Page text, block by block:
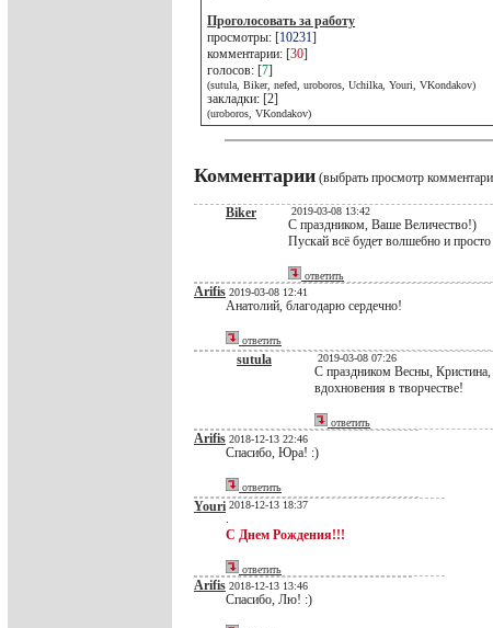
Проголосовать за работу
просмотры: [10231]
комментарии: [30]
голосов: [7]
(sutula, Biker, nefed, uroboros, Uchilka, Youri, VKondakov)
закладки: [2]
(uroboros, VKondakov)
Комментарии (выбрать просмотр
Biker 2019-03-08 13:42
С праздником, Ваше Величество!)
Пускай всё будет волшебно и
ответить
Arifis 2019-03-08 12:41
Анатолий, благодарю сердечно!
ответить
sutula 2019-03-08 07:26
С праздником Весны,
вдохновения в творчестве!
ответить
Arifis 2018-12-13 22:46
Спасибо, Юра! :)
ответить
Youri 2018-12-13 18:37
.
С Днем Рождения!!!
ответить
Arifis 2018-12-13 13:46
Спасибо, Лю! :)